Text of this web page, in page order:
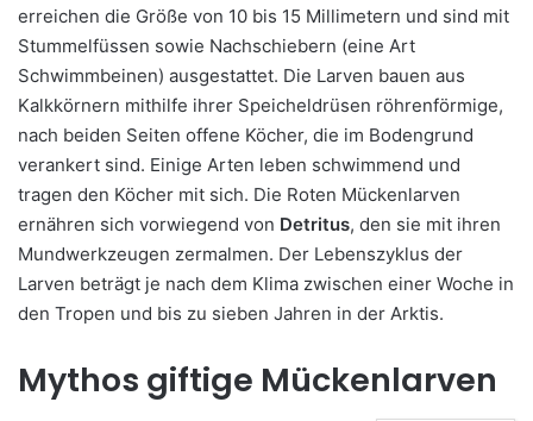
erreichen die Größe von 10 bis 15 Millimetern und sind mit
Stummelfüssen sowie Nachschiebern (eine Art
Schwimmbeinen) ausgestattet. Die Larven bauen aus
Kalkkörnern mithilfe ihrer Speicheldrüsen röhrenförmige,
nach beiden Seiten offene Köcher, die im Bodengrund
verankert sind. Einige Arten leben schwimmend und
tragen den Köcher mit sich. Die Roten Mückenlarven
ernähren sich vorwiegend von Detritus, den sie mit ihren
Mundwerkzeugen zermalmen. Der Lebenszyklus der
Larven beträgt je nach dem Klima zwischen einer Woche in
den Tropen und bis zu sieben Jahren in der Arktis.
Mythos giftige Mückenlarven